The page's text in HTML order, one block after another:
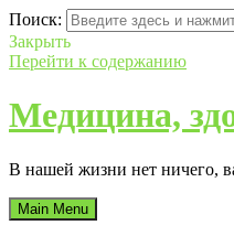
Поиск:
Закрыть
Перейти к содержанию
Медицина,
В нашей жизни нет ничего,
Main Menu